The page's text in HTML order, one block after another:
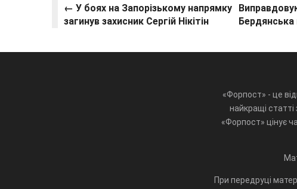
← У боях на Запорізькому напрямку
загинув захисник Сергій Нікітін
Бердянська
«Форпост» - це
найкращі статті
«Форпост» цінує
При передруці